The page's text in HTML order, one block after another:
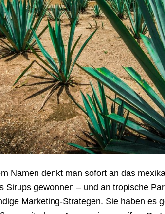
Namen denkt man sofort an das
Sirups gewonnen – und an tropische
Marketing-Strategen. Sie haben es